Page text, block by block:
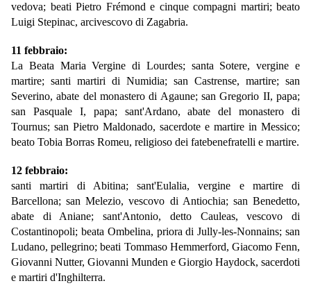
vedova; beati Pietro Frémond e cinque compagni martiri; beato
Luigi Stepinac, arcivescovo di Zagabria.
11 febbraio:
La Beata Maria Vergine di Lourdes; santa Sotere, vergine e
martire; santi martiri di Numidia; san Castrense, martire; san
Severino, abate del monastero di Agaune; san Gregorio II, papa;
san Pasquale I, papa; sant'Ardano, abate del monastero di
Tournus; san Pietro Maldonado, sacerdote e martire in Messico;
beato Tobia Borras Romeu, religioso dei fatebenefratelli e martire.
12 febbraio:
santi martiri di Abitina; sant'Eulalia, vergine e martire di
Barcellona; san Melezio, vescovo di Antiochia; san Benedetto,
abate di Aniane; sant'Antonio, detto Cauleas, vescovo di
Costantinopoli; beata Ombelina, priora di Jully-les-Nonnains; san
Ludano, pellegrino; beati Tommaso Hemmerford, Giacomo Fenn,
Giovanni Nutter, Giovanni Munden e Giorgio Haydock, sacerdoti
e martiri d'Inghilterra.